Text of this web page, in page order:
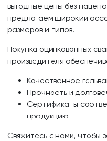
выгодные цены без
предлагаем широкий
размеров и типов.
Покупка оцинкованных
производителя
Качественное
Прочность и
Сертификаты
продукцию.
Свяжитесь с нами, чтобы